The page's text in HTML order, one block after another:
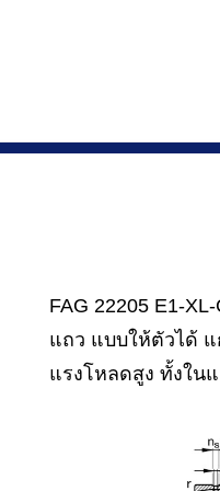
FAG 22205 E1-
แถว แบบให้ตัวได้
แรงโหลดสูง ทั้งใน